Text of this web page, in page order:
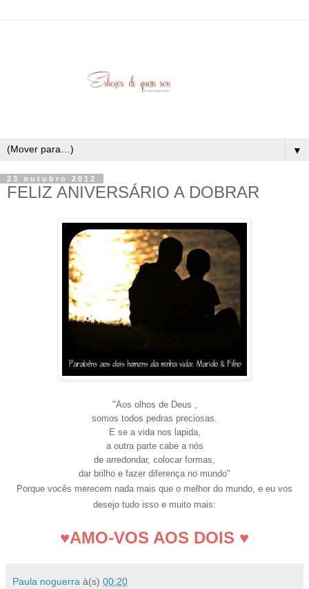
▼
23 outubro 2012
FELIZ ANIVERSÁRIO A DOBRAR
"Aos olhos de Deus ,
somos todos pedras preciosas.
E se a vida nos lapida,
a outra parte cabe a nós
de arredondar, colocar formas,
dar brilho e fazer diferença no mundo"
Porque vocês merecem nada mais que o melhor do mundo, e eu vos
desejo tudo isso e muito mais:
♥AMO-VOS AOS DOIS ♥
Paula noguerra à(s) 00:20